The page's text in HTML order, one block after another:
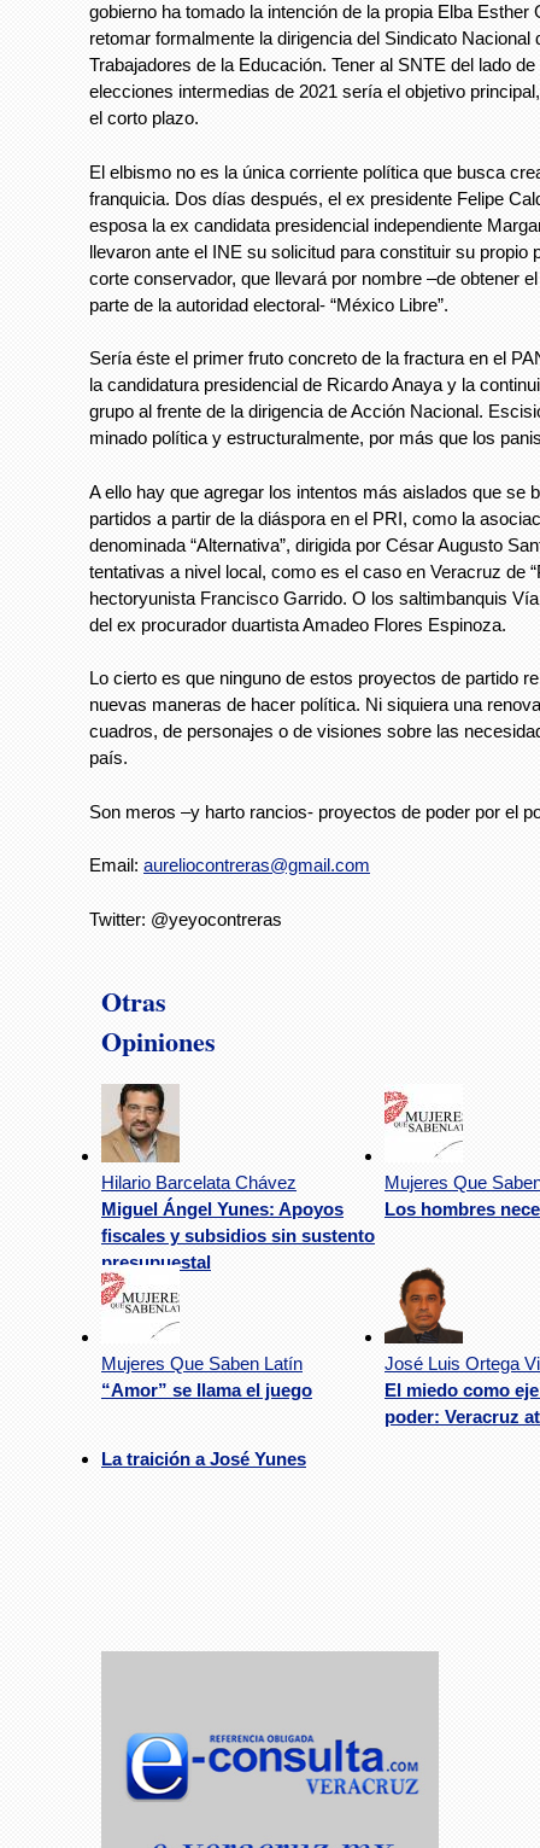
gobierno ha tomado la intención de la propia Elba Esther
retomar formalmente la dirigencia del Sindicato Nacional
Trabajadores de la Educación. Tener al SNTE del lado
elecciones intermedias de 2021 sería el objetivo
el corto plazo.
El elbismo no es la única corriente política que busca
franquicia. Dos días después, el ex presidente Felipe
esposa la ex candidata presidencial independiente
llevaron ante el INE su solicitud para constituir su propio
corte conservador, que llevará por nombre –de obtener
parte de la autoridad electoral- “México Libre”.
Sería éste el primer fruto concreto de la fractura en el
la candidatura presidencial de Ricardo Anaya y la
grupo al frente de la dirigencia de Acción Nacional.
minado política y estructuralmente, por más que los
A ello hay que agregar los intentos más aislados que se
partidos a partir de la diáspora en el PRI, como la
denominada “Alternativa”, dirigida por César Augusto
tentativas a nivel local, como es el caso en Veracruz de
hectoryunista Francisco Garrido. O los saltimbanquis
del ex procurador duartista Amadeo Flores Espinoza.
Lo cierto es que ninguno de estos proyectos de partido
nuevas maneras de hacer política. Ni siquiera una
cuadros, de personajes o de visiones sobre las
país.
Son meros –y harto rancios- proyectos de poder por el
Email: aureliocontreras@gmail.com
Twitter: @yeyocontreras
Otras
Opiniones
Hilario Barcelata Chávez
Miguel Ángel Yunes: Apoyos
fiscales y subsidios sin sustento
presupuestal
Mujeres Que
Los hombres
Mujeres Que Saben Latín
“Amor” se llama el juego
José Luis Ortega
El miedo como
poder: Veracruz
La traición a José Yunes